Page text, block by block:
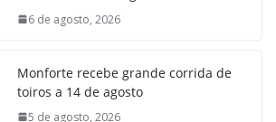
6 de agosto, 2026
Monforte recebe grande corrida de
toiros a 14 de agosto
5 de agosto, 2026